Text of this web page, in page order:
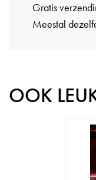
Gratis
Meestal
OOK